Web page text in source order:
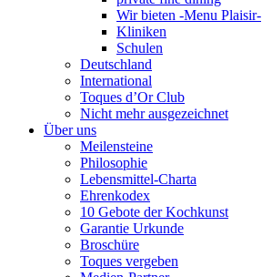
Wir bieten -Menu Plaisir-
Kliniken
Schulen
Deutschland
International
Toques d’Or Club
Nicht mehr ausgezeichnet
Über uns
Meilensteine
Philosophie
Lebensmittel-Charta
Ehrenkodex
10 Gebote der Kochkunst
Garantie Urkunde
Broschüre
Toques vergeben